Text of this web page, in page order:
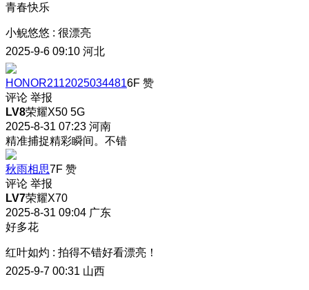
青春快乐
小鲵悠悠 : 很漂亮
2025-9-6 09:10 河北
HONOR21120250344816F 赞
评论 举报
LV8荣耀X50 5G
2025-8-31 07:23 河南
精准捕捉精彩瞬间。不错
秋雨相思7F 赞
评论 举报
LV7荣耀X70
2025-8-31 09:04 广东
好多花
红叶如灼 : 拍得不错好看漂亮！
2025-9-7 00:31 山西